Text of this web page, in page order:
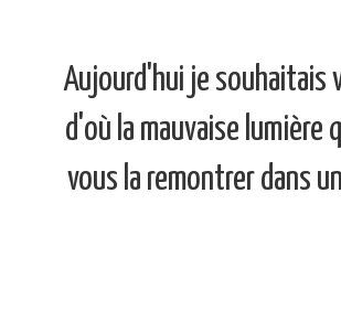
Aujourd'hui je souhaitais
d'où la mauvaise lumière
vous la remontrer dans